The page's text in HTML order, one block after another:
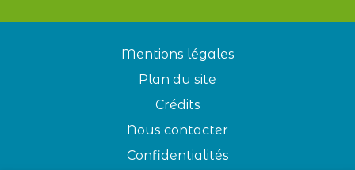
Mentions légales
Plan du site
Crédits
Nous contacter
Confidentialités